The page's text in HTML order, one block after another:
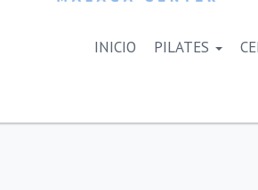
INICIO PILATES